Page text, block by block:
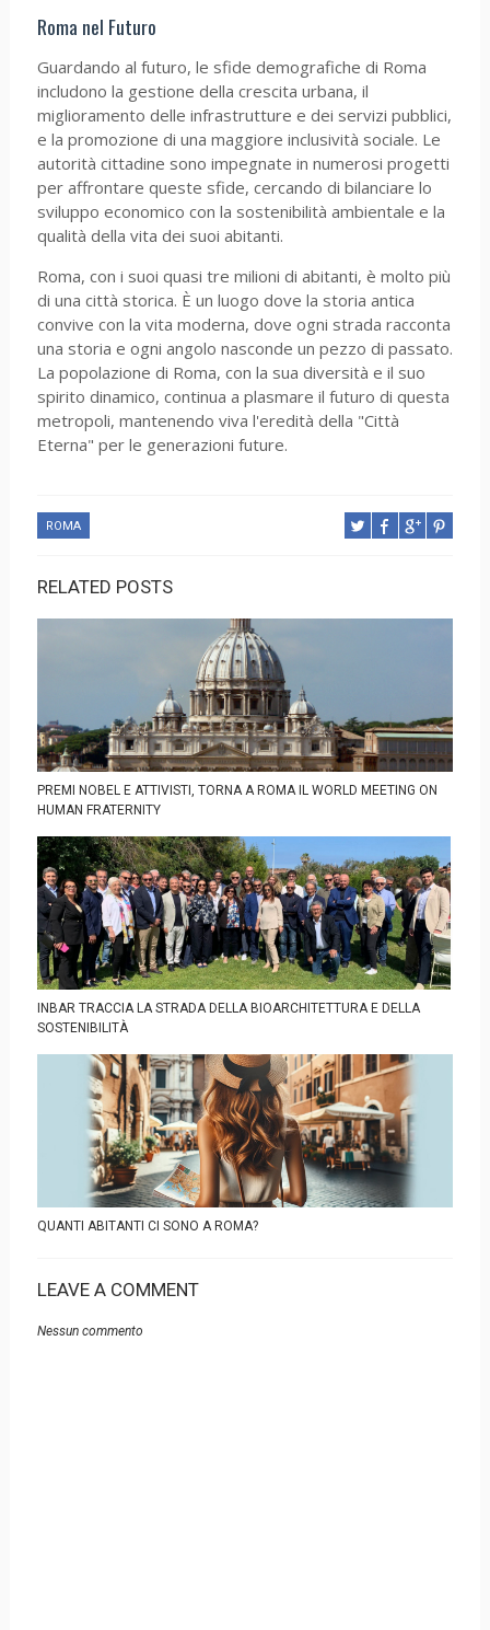
Roma nel Futuro
Guardando al futuro, le sfide demografiche di Roma
includono la gestione della crescita urbana, il
miglioramento delle infrastrutture e dei servizi pubblici,
e la promozione di una maggiore inclusività sociale. Le
autorità cittadine sono impegnate in numerosi progetti
per affrontare queste sfide, cercando di bilanciare lo
sviluppo economico con la sostenibilità ambientale e la
qualità della vita dei suoi abitanti.
Roma, con i suoi quasi tre milioni di abitanti, è molto più
di una città storica. È un luogo dove la storia antica
convive con la vita moderna, dove ogni strada racconta
una storia e ogni angolo nasconde un pezzo di passato.
La popolazione di Roma, con la sua diversità e il suo
spirito dinamico, continua a plasmare il futuro di questa
metropoli, mantenendo viva l'eredità della "Città
Eterna" per le generazioni future.
ROMA
RELATED POSTS
PREMI NOBEL E ATTIVISTI, TORNA A ROMA IL WORLD MEETING ON
HUMAN FRATERNITY
INBAR TRACCIA LA STRADA DELLA BIOARCHITETTURA E DELLA
SOSTENIBILITÀ
QUANTI ABITANTI CI SONO A ROMA?
LEAVE A COMMENT
Nessun commento